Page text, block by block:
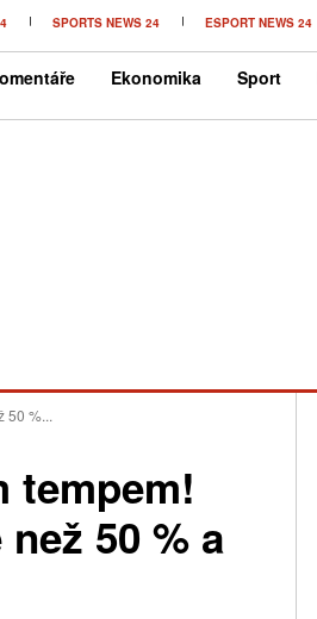
SPORTS NEWS 24 ESPORT NEWS 24
Ekonomika Sport
50 %...
tempem!
50 % a